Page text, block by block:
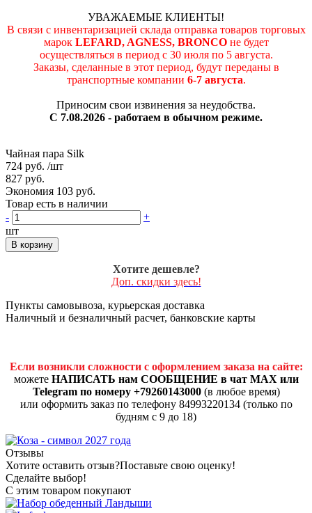
УВАЖАЕМЫЕ КЛИЕНТЫ!
В связи с инвентаризацией склада отправка товаров торговых
марок LEFARD, AGNESS, BRONCOне будет
осуществляться в период c 30 июля по 5 августа.
Заказы, сделанные в этот период, будут переданы в
транспортные компании 6-7 августа.
Приносим свои извинения за неудобства.
С 7.08.2026 - работаем в обычном режиме.
Чайная пара Silk
724 руб. /шт
827 руб.
Экономия 103 руб.
Товар есть в наличии
-
+
шт
В корзину
Хотите дешевле?
Доп. скидки здесь!
Пункты самовывоза, курьерская доставка
Наличный и безналичный расчет, банковские карты
Если возникли сложности с оформлением заказа на сайте:
можете НАПИСАТЬ нам СООБЩЕНИЕ в чат MAX или
Telegram по номеру +79260143000(в любое время)
или оформить заказ по телефону 84993220134 (только по
будням с 9 до 18)
Отзывы
Хотите оставить отзыв?Поставьте свою оценку!
Сделайте выбор!
С этим товаром покупают